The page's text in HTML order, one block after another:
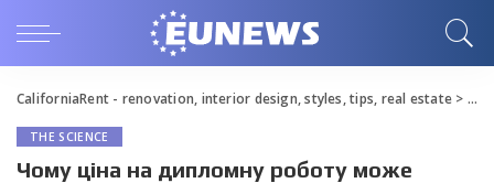
CaliforniaRent - renovation, interior design, styles, tips, real estate>
THE SCIENCE
Чому ціна на дипломну роботу може